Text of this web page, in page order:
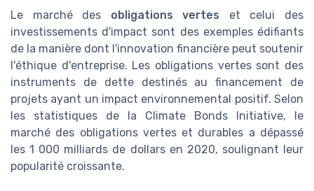
Le marché des obligations vertes et celui des
investissements d'impact sont des exemples édifiants
de la manière dont l'innovation financière peut soutenir
l'éthique d'entreprise. Les obligations vertes sont des
instruments de dette destinés au financement de
projets ayant un impact environnemental positif. Selon
les statistiques de la Climate Bonds Initiative, le
marché des obligations vertes et durables a dépassé
les 1 000 milliards de dollars en 2020, soulignant leur
popularité croissante.